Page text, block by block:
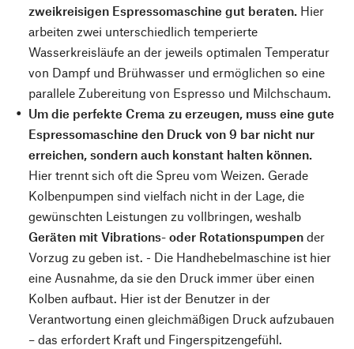
zweikreisigen Espressomaschine gut beraten. Hier
arbeiten zwei unterschiedlich temperierte
Wasserkreisläufe an der jeweils optimalen Temperatur
von Dampf und Brühwasser und ermöglichen so eine
parallele Zubereitung von Espresso und Milchschaum.
Um die perfekte Crema zu erzeugen, muss eine gute
Espressomaschine den Druck von 9 bar nicht nur
erreichen, sondern auch konstant halten können.
Hier trennt sich oft die Spreu vom Weizen. Gerade
Kolbenpumpen sind vielfach nicht in der Lage, die
gewünschten Leistungen zu vollbringen, weshalb
Geräten mit Vibrations- oder Rotationspumpen der
Vorzug zu geben ist. - Die Handhebelmaschine ist hier
eine Ausnahme, da sie den Druck immer über einen
Kolben aufbaut. Hier ist der Benutzer in der
Verantwortung einen gleichmäßigen Druck aufzubauen
– das erfordert Kraft und Fingerspitzengefühl.